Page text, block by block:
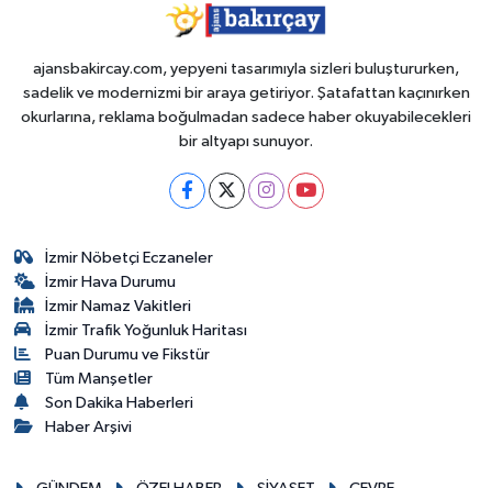
ajansbakircay.com, yepyeni tasarımıyla sizleri buluştururken,
sadelik ve modernizmi bir araya getiriyor. Şatafattan kaçınırken
okurlarına, reklama boğulmadan sadece haber okuyabilecekleri
bir altyapı sunuyor.
İzmir Nöbetçi Eczaneler
İzmir Hava Durumu
İzmir Namaz Vakitleri
İzmir Trafik Yoğunluk Haritası
Puan Durumu ve Fikstür
Tüm Manşetler
Son Dakika Haberleri
Haber Arşivi